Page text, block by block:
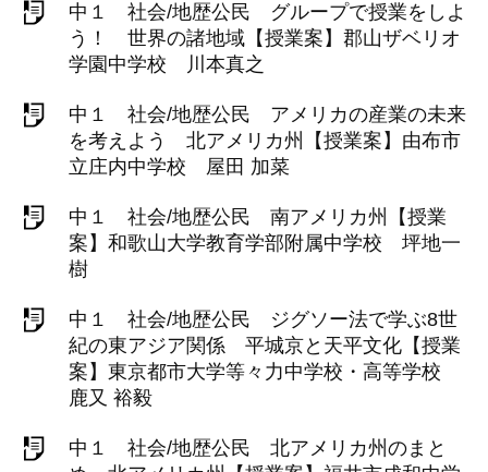
中１ 社会/地歴公民 グループで授業をしよ
う！ 世界の諸地域【授業案】郡山ザベリオ
学園中学校 川本真之
中１ 社会/地歴公民 アメリカの産業の未来
を考えよう 北アメリカ州【授業案】由布市
立庄内中学校 屋田 加菜
中１ 社会/地歴公民 南アメリカ州【授業
案】和歌山大学教育学部附属中学校 坪地一
樹
中１ 社会/地歴公民 ジグソー法で学ぶ8世
紀の東アジア関係 平城京と天平文化【授業
案】東京都市大学等々力中学校・高等学校
鹿又 裕毅
中１ 社会/地歴公民 北アメリカ州のまと